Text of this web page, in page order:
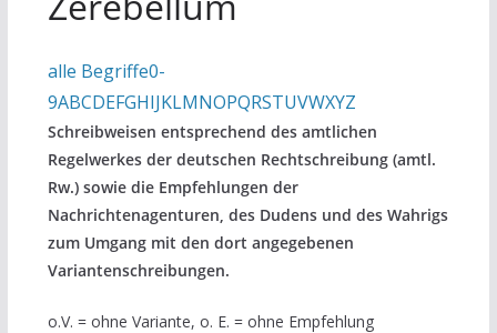
alle Begriffe0-
9ABCDEFGHIJKLMNOPQRSTUVWXYZ
Schreibweisen entsprechend des amtlichen
Regelwerkes der deutschen Rechtschreibung (amtl.
Rw.) sowie die Empfehlungen der
Nachrichtenagenturen, des Dudens und des Wahrigs
zum Umgang mit den dort angegebenen
Variantenschreibungen.
o.V. = ohne Variante, o. E. = ohne Empfehlung